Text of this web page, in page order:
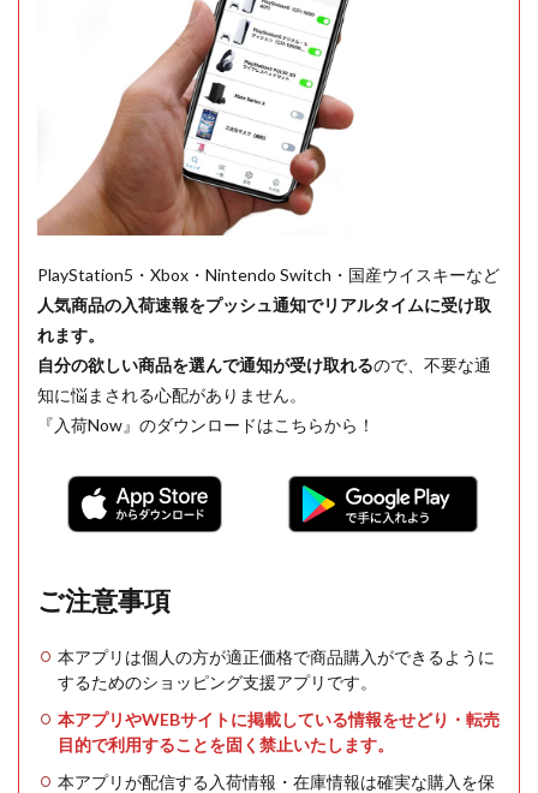
PlayStation5・Xbox・Nintendo Switch・国産ウイスキーなど
人気商品の入荷速報をプッシュ通知でリアルタイムに受け取
れます。
自分の欲しい商品を選んで通知が受け取れるので、不要な通
知に悩まされる心配がありません。
『入荷Now』のダウンロードはこちらから！
ご注意事項
本アプリは個人の方が適正価格で商品購入ができるように
するためのショッピング支援アプリです。
本アプリやWEBサイトに掲載している情報をせどり・転売
目的で利用することを固く禁止いたします。
本アプリが配信する入荷情報・在庫情報は確実な購入を保